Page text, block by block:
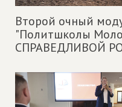
Второй очный
"Политшколы
СПРАВЕДЛИВОЙ